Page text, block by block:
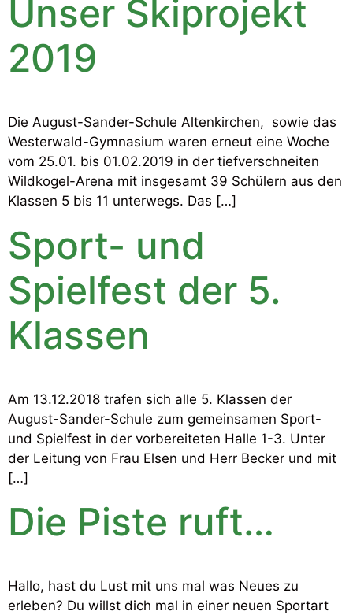
Unser Skiprojekt
2019
Die August-Sander-Schule Altenkirchen, sowie das
Westerwald-Gymnasium waren erneut eine Woche
vom 25.01. bis 01.02.2019 in der tiefverschneiten
Wildkogel-Arena mit insgesamt 39 Schülern aus den
Klassen 5 bis 11 unterwegs. Das […]
Sport- und
Spielfest der 5.
Klassen
Am 13.12.2018 trafen sich alle 5. Klassen der
August-Sander-Schule zum gemeinsamen Sport-
und Spielfest in der vorbereiteten Halle 1-3. Unter
der Leitung von Frau Elsen und Herr Becker und mit
[…]
Die Piste ruft…
Hallo, hast du Lust mit uns mal was Neues zu
erleben? Du willst dich mal in einer neuen Sportart